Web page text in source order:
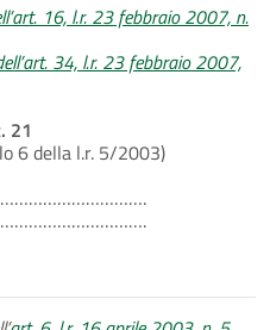
16, l.r. 23 febbraio 2007, n.
34, l.r. 23 febbraio 2007,
21
6 della l.r. 5/2003)